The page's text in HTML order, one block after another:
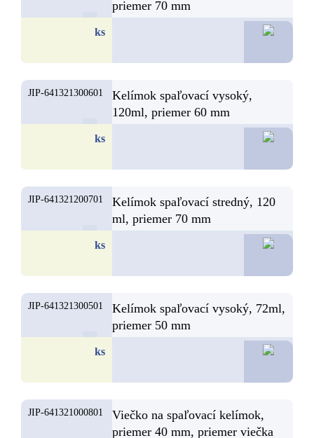
priemer 70 mm
ks
JIP-641321300601
Kelímok spaľovací vysoký,
120ml, priemer 60 mm
ks
JIP-641321200701
Kelímok spaľovací stredný, 120
ml, priemer 70 mm
ks
JIP-641321300501
Kelímok spaľovací vysoký, 72ml,
priemer 50 mm
ks
JIP-641321000801
Viečko na spaľovací kelímok,
priemer 40 mm, priemer viečka